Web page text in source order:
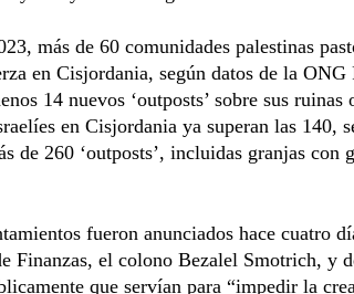
más de 60 comunidades palestinas
en Cisjordania, según datos de la ONG
14 nuevos ‘outposts’ sobre sus ruinas
en Cisjordania ya superan las 140,
de 260 ‘outposts’, incluidas granjas con
fueron anunciados hace cuatro
Finanzas, el colono Bezalel Smotrich, y
que servían para “impedir la